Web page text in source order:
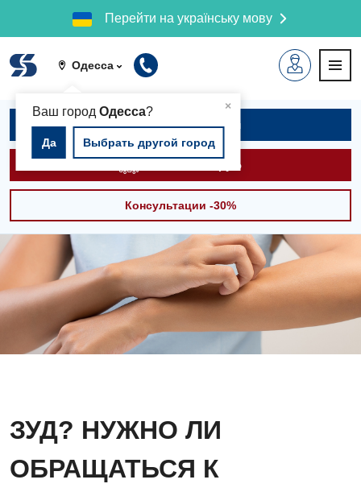
Перейти на українську мову
Одесса
×
Ваш город Одесса?
Да Выбрать другой город
Записаться на приём
Вызвать скорую
Консультации -30%
ЗУД? НУЖНО ЛИ
ОБРАЩАТЬСЯ К